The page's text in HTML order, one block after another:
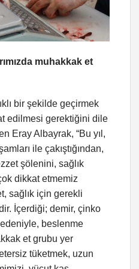
muhakkak et
bir şekilde geçirmek
edilmesi gerektiğini dile
Eray Albayrak, “Bu yıl,
ile çakıştığından,
şölenini, sağlık
dikkat etmemiz
sağlık için gerekli
İçerdiği; demir, çinko
beslenme
et grubu yer
tüketmek, uzun